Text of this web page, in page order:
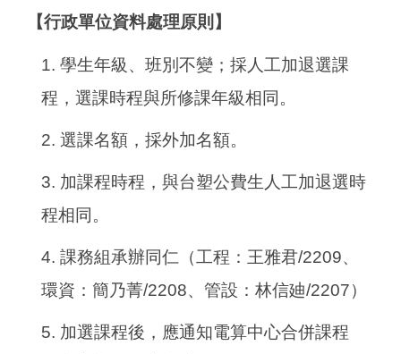
【行政單位資料處理原則】
1. 學生年級、班別不變；採人工加退選課
程，選課時程與所修課年級相同。
2. 選課名額，採外加名額。
3. 加課程時程，與台塑公費生人工加退選時
程相同。
4. 課務組承辦同仁（工程：王雅君/2209、
環資：簡乃菁/2208、管設：林信廸/2207）
5. 加選課程後，應通知電算中心合併課程